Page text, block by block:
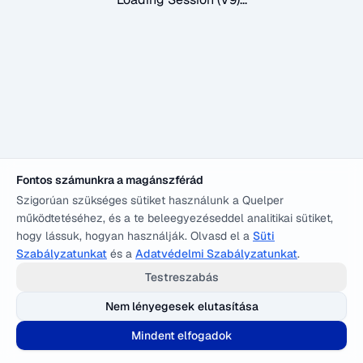
Fontos számunkra a magánszférád
Szigorúan szükséges sütiket használunk a Quelper
működtetéséhez, és a te beleegyezéseddel analitikai sütiket,
hogy lássuk, hogyan használják. Olvasd el a Süti
Szabályzatunkat és a Adatvédelmi Szabályzatunkat.
Testreszabás
Nem lényegesek elutasítása
Mindent elfogadok